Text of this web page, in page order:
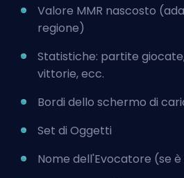
Valore MMR nascosto
regione)
Statistiche: partite
vittorie, ecc.
Bordi dello schermo di
Set di Oggetti
Nome dell'Evocatore (se